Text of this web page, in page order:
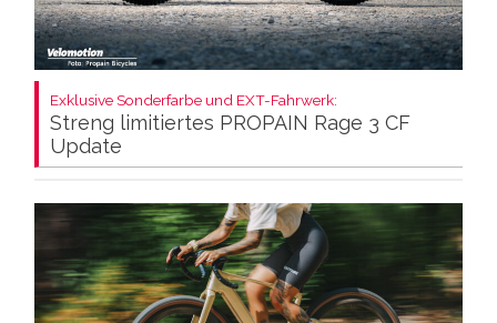
Exklusive Sonderfarbe und EXT-Fahrwerk:
Streng limitiertes PROPAIN Rage 3 CF
Update